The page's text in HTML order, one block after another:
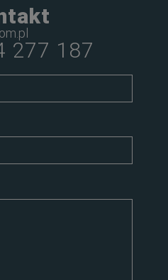
277 187